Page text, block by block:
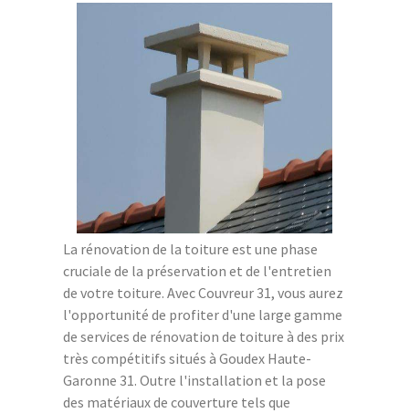
La rénovation de la toiture est une phase
cruciale de la préservation et de l'entretien
de votre toiture. Avec Couvreur 31, vous aurez
l'opportunité de profiter d'une large gamme
de services de rénovation de toiture à des prix
très compétitifs situés à Goudex Haute-
Garonne 31. Outre l'installation et la pose
des matériaux de couverture tels que